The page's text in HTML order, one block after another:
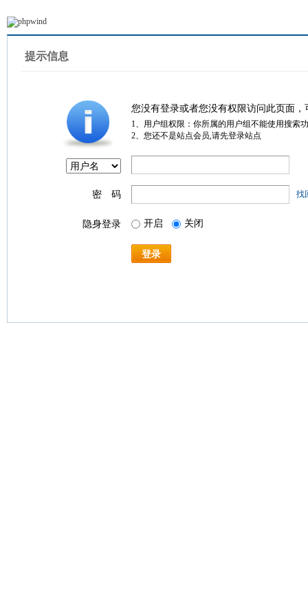
提示信息
您没有登录或者您没有权限访问此页面
1、用户组权限：你所属的用户组不能使用搜索
2、您还不是站点会员,请先登录站点
密 码 找
隐身登录 开启 关闭
登录